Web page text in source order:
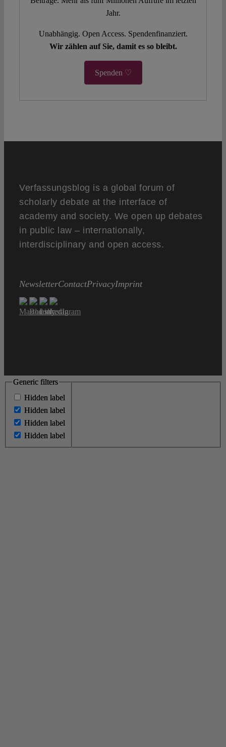
Jahr.
Unabhängig. Open Access. Spendenfinanziert.
Wir zählen auf Sie, damit es so bleibt.
Spenden ♡
Verfassungsblog is a global forum of
scholarly debate at the interface of
academy and society. We open up debates
in public law – internationally,
interdisciplinary and open access.
NewsletterContactPrivacyImprint
Generic filters
Hidden label
Hidden label
Hidden label
Hidden label
Generic filters
Hidden label
Hidden label
Hidden label
Hidden label